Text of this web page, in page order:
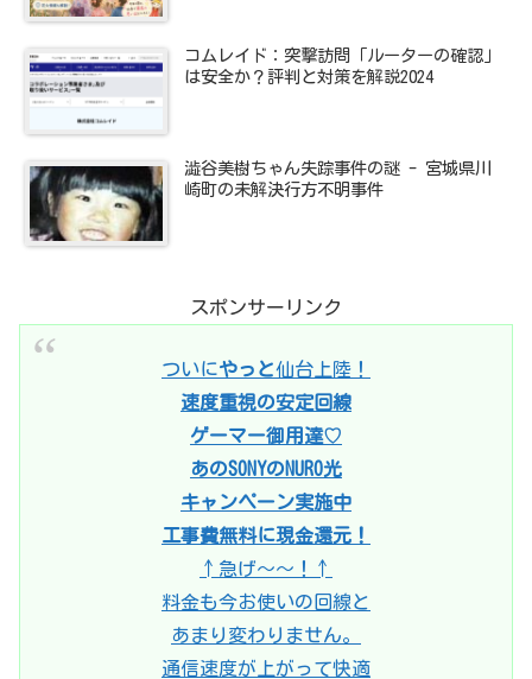
コムレイド：突撃訪問「ルーターの確認」
は安全か？評判と対策を解説2024
澁谷美樹ちゃん失踪事件の謎 - 宮城県川
崎町の未解決行方不明事件
スポンサーリンク
ついにやっと仙台上陸！
速度重視の安定回線
ゲーマー御用達♡
あのSONYのNURO光
キャンペーン実施中
工事費無料に現金還元！
↑急げ〜〜！↑
料金も今お使いの回線と
あまり変わりません。
通信速度が上がって快適